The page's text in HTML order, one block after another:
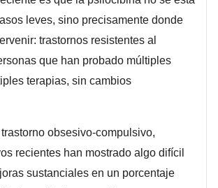
leves, sino precisamente donde
trastornos resistentes al
que han probado múltiples
terapias, sin cambios
obsesivo-compulsivo,
recientes han mostrado algo difícil
sustanciales en un porcentaje